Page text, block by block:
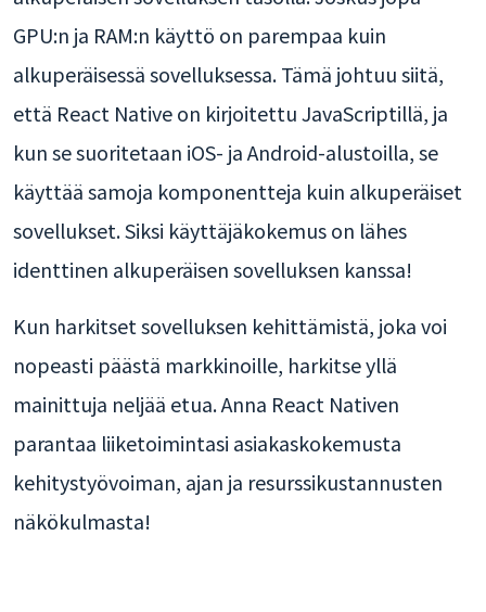
GPU:n ja RAM:n käyttö on parempaa kuin
alkuperäisessä sovelluksessa. Tämä johtuu siitä,
että React Native on kirjoitettu JavaScriptillä, ja
kun se suoritetaan iOS- ja Android-alustoilla, se
käyttää samoja komponentteja kuin alkuperäiset
sovellukset. Siksi käyttäjäkokemus on lähes
identtinen alkuperäisen sovelluksen kanssa!
Kun harkitset sovelluksen kehittämistä, joka voi
nopeasti päästä markkinoille, harkitse yllä
mainittuja neljää etua. Anna React Nativen
parantaa liiketoimintasi asiakaskokemusta
kehitystyövoiman, ajan ja resurssikustannusten
näkökulmasta!